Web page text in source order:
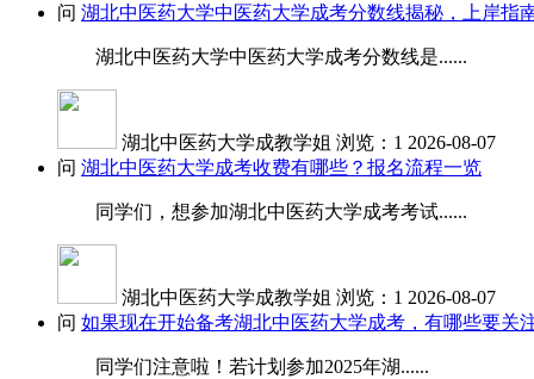
问 湖北中医药大学中医药大学成考分数线揭秘，上岸指
湖北中医药大学中医药大学成考分数线是......
湖北中医药大学成教学姐 浏览：1 2026-08-07
问 湖北中医药大学成考收费有哪些？报名流程一览
同学们，想参加湖北中医药大学成考考试......
湖北中医药大学成教学姐 浏览：1 2026-08-07
问 如果现在开始备考湖北中医药大学成考，有哪些要关
同学们注意啦！若计划参加2025年湖......